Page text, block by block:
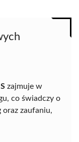
zajmuje w
co świadczy o
oraz zaufaniu,